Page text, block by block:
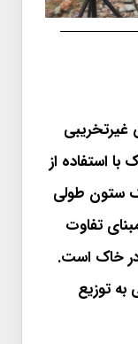
غیرتخریبی
با استفاده از
ستون طولی
تفاوت
خاک است.
به توزیع